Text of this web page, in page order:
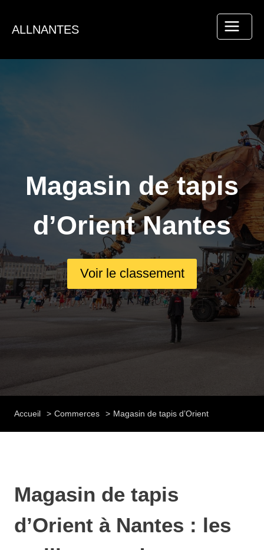
contenu
ALLNANTES
Magasin de tapis
d’Orient Nantes
Voir le classement
Accueil Commerces Magasin de tapis d’Orient
Magasin de tapis
d’Orient à Nantes : les